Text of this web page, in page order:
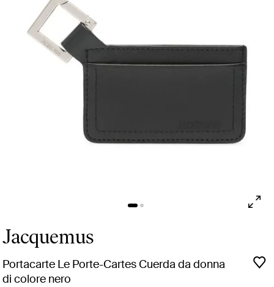
Jacquemus
Portacarte Le Porte-Cartes Cuerda da donna
di colore nero